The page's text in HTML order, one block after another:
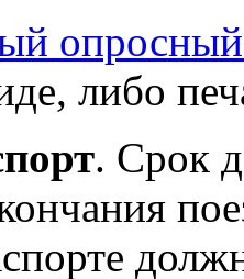
либо
. Срок